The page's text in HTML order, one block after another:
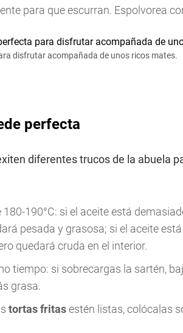
para que escurran. Espolvorea
disfrutar acompañada de unos ricos mates.
perfecta
diferentes trucos de la abuela
190°C: si el aceite está
pesada y grasosa; si el aceite
quedará cruda en el interior.
tiempo: si sobrecargas la sartén,
grasa.
tortas fritasestén listas, colócalas